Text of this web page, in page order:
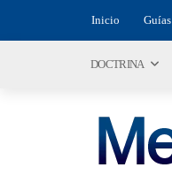
Inicio Guías
DOCTRINA